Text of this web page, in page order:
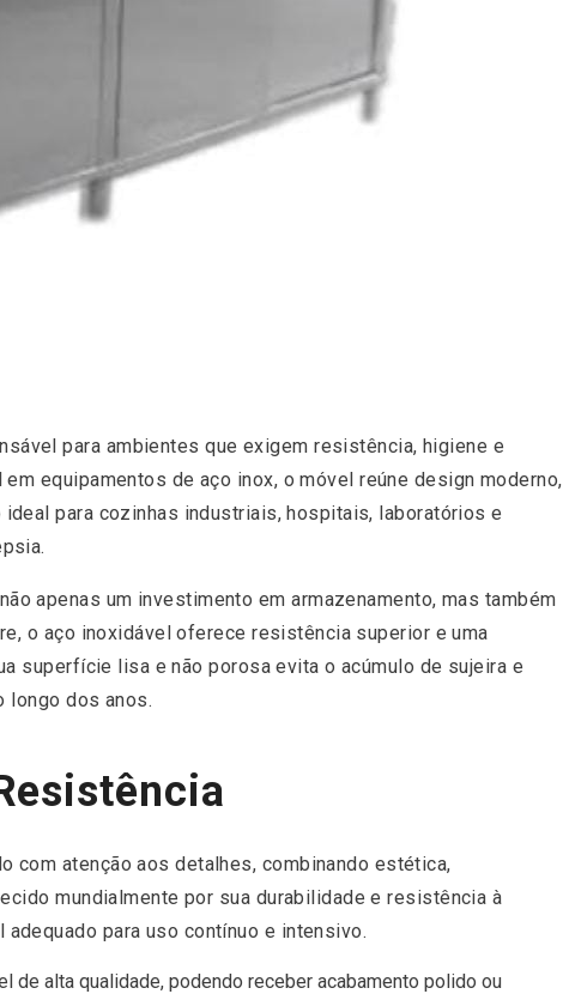
para ambientes que exigem resistência, higiene e
equipamentos de aço inox, o móvel reúne design moderno,
para cozinhas industriais, hospitais, laboratórios e
apenas um investimento em armazenamento, mas também
o aço inoxidável oferece resistência superior e uma
superfície lisa e não porosa evita o acúmulo de sujeira e
longo dos anos.
com atenção aos detalhes, combinando estética,
mundialmente por sua durabilidade e resistência à
para uso contínuo e intensivo.
de alta qualidade, podendo receber acabamento polido ou